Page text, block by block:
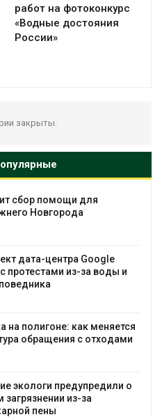
работ на фотоконкурс
«Водные достояния
России»
закрыты.
сбор помощи для
Новгорода
дата-центра Google
протестами из-за воды и
на полигоне: как меняется
обращения с отходами
экологи предупредили о
из-за
пены